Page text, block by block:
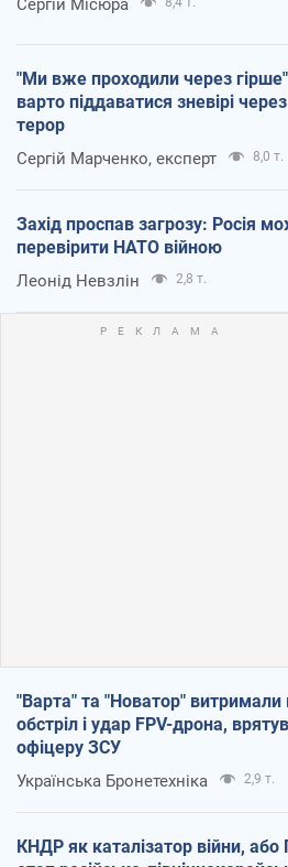
Сергій Місюра
"Ми вже проходили через
варто піддаватися зневірі
терор
Сергій Марченко, експерт 8,0 т.
Захід проспав загрозу: Росія
перевірити НАТО війною
Леонід Невзлін 2,8 т.
"Варта" та "Новатор"
обстріл і удар FPV-дрона,
офіцеру ЗСУ
Українська Бронетехніка 2,9 т.
КНДР як каталізатор війни, або